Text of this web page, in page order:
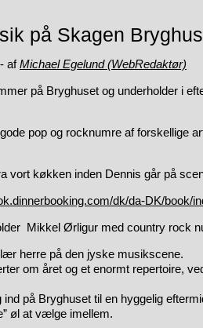
på Skagen
afMichael Egelund (WebRedaktør)
på Bryghuset og underholder i
pop og rocknumre af forskellige
vort køkken inden Dennis går på
dk/da-DK/book/
Mikkel Ørligur med country rock
herre på den jyske musikscene.
om året og et enormt repertoire,
på Bryghuset til en hyggelig
øl at vælge imellem.